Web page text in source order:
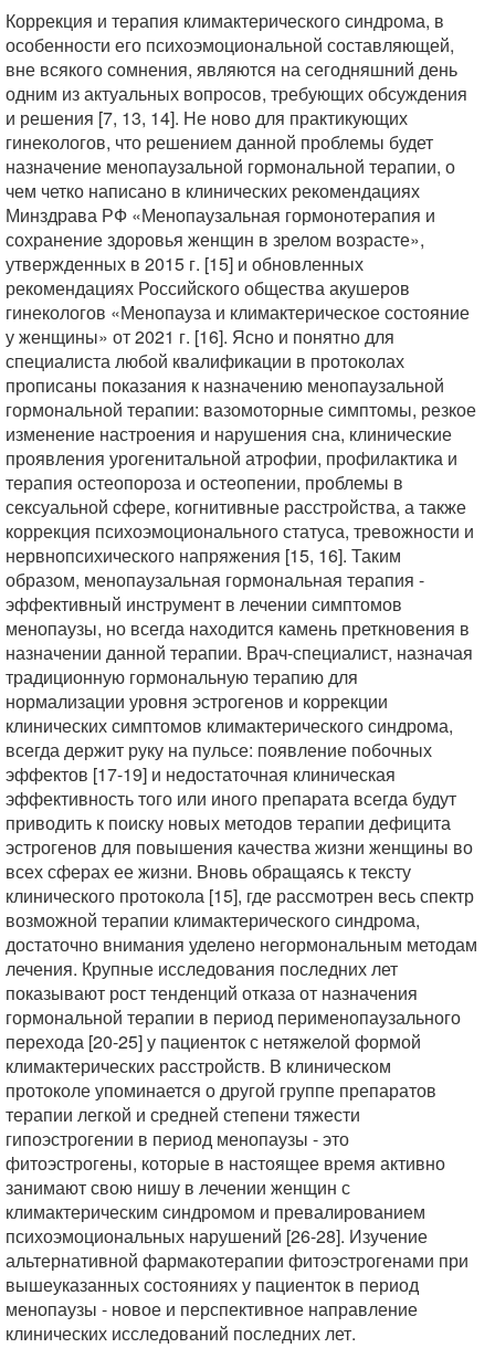
Коррекция и терапия климактерического синдрома, в
особенности его психоэмоциональной составляющей,
вне всякого сомнения, являются на сегодняшний день
одним из актуальных вопросов, требующих обсуждения
и решения [7, 13, 14]. Не ново для практикующих
гинекологов, что решением данной проблемы будет
назначение менопаузальной гормональной терапии, о
чем четко написано в клинических рекомендациях
Минздрава РФ «Менопаузальная гормонотерапия и
сохранение здоровья женщин в зрелом возрасте»,
утвержденных в 2015 г. [15] и обновленных
рекомендациях Российского общества акушеров
гинекологов «Менопауза и климактерическое состояние
у женщины» от 2021 г. [16]. Ясно и понятно для
специалиста любой квалификации в протоколах
прописаны показания к назначению менопаузальной
гормональной терапии: вазомоторные симптомы, резкое
изменение настроения и нарушения сна, клинические
проявления урогенитальной атрофии, профилактика и
терапия остеопороза и остеопении, проблемы в
сексуальной сфере, когнитивные расстройства, а также
коррекция психоэмоционального статуса, тревожности и
нервнопсихического напряжения [15, 16]. Таким
образом, менопаузальная гормональная терапия -
эффективный инструмент в лечении симптомов
менопаузы, но всегда находится камень преткновения в
назначении данной терапии. Врач-специалист, назначая
традиционную гормональную терапию для
нормализации уровня эстрогенов и коррекции
клинических симптомов климактерического синдрома,
всегда держит руку на пульсе: появление побочных
эффектов [17-19] и недостаточная клиническая
эффективность того или иного препарата всегда будут
приводить к поиску новых методов терапии дефицита
эстрогенов для повышения качества жизни женщины во
всех сферах ее жизни. Вновь обращаясь к тексту
клинического протокола [15], где рассмотрен весь спектр
возможной терапии климактерического синдрома,
достаточно внимания уделено негормональным методам
лечения. Крупные исследования последних лет
показывают рост тенденций отказа от назначения
гормональной терапии в период перименопаузального
перехода [20-25] у пациенток с нетяжелой формой
климактерических расстройств. В клиническом
протоколе упоминается о другой группе препаратов
терапии легкой и средней степени тяжести
гипоэстрогении в период менопаузы - это
фитоэстрогены, которые в настоящее время активно
занимают свою нишу в лечении женщин с
климактерическим синдромом и превалированием
психоэмоциональных нарушений [26-28]. Изучение
альтернативной фармакотерапии фитоэстрогенами при
вышеуказанных состояниях у пациенток в период
менопаузы - новое и перспективное направление
клинических исследований последних лет.